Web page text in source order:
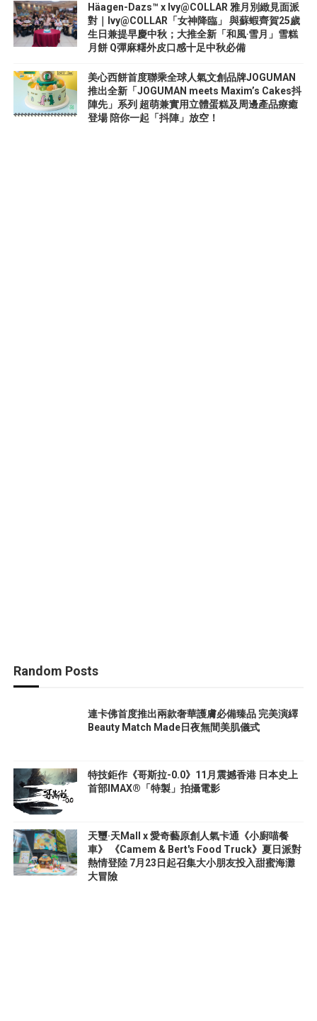
Häagen-Dazs™ x Ivy@COLLAR 雅月別緻見面派
對｜Ivy@COLLAR「女神降臨」 與蘇蝦齊賀25歲
生日兼提早慶中秋；大推全新「和風‧雪月」雪糕
月餅 Q彈麻糬外皮口感十足中秋必備
美心西餅首度聯乘全球人氣文創品牌JOGUMAN
推出全新「JOGUMAN meets Maxim’s Cakes抖
陣先」系列 超萌兼實用立體蛋糕及周邊產品療癒
登場 陪你一起「抖陣」放空！
Random Posts
連卡佛首度推出兩款奢華護膚必備臻品 完美演繹
Beauty Match Made日夜無間美肌儀式
特技鉅作《哥斯拉-0.0》11月震撼香港 日本史上
首部IMAX®「特製」拍攝電影
天璽·天Mall x 愛奇藝原創人氣卡通《小廚喵餐
車》 《Camem & Bert's Food Truck》夏日派對
熱情登陸 7月23日起召集大小朋友投入甜蜜海灘
大冒險